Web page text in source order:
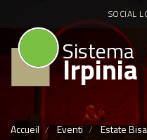
SOCIAL
Sistema
Irpinia
Accueil Eventi Estate